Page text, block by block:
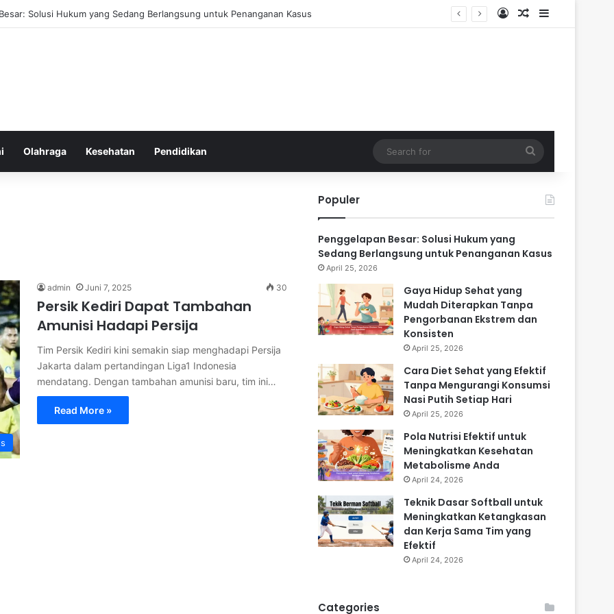
yang Mudah Diterapkan Tanpa Pengorbanan Ekstrem dan Konsisten Log InRandom Article
Sidebar
Olahraga Kesehatan Pendidikan
for
admin Juni 7, 2025 30
Persik Kediri Dapat Tambahan
Amunisi Hadapi Persija
Tim Persik Kediri kini semakin siap menghadapi Persija
Jakarta dalam pertandingan Liga1 Indonesia
mendatang. Dengan tambahan amunisi baru, tim ini…
Read More »
Populer
Penggelapan Besar: Solusi Hukum yang
Sedang Berlangsung untuk Penanganan Kasus
April 25, 2026
Gaya Hidup Sehat yang
Mudah Diterapkan Tanpa
Pengorbanan Ekstrem dan
Konsisten
April 25, 2026
Cara Diet Sehat yang Efektif
Tanpa Mengurangi Konsumsi
Nasi Putih Setiap Hari
April 25, 2026
Pola Nutrisi Efektif untuk
Meningkatkan Kesehatan
Metabolisme Anda
April 24, 2026
Teknik Dasar Softball untuk
Meningkatkan Ketangkasan
dan Kerja Sama Tim yang
Efektif
April 24, 2026
Categories